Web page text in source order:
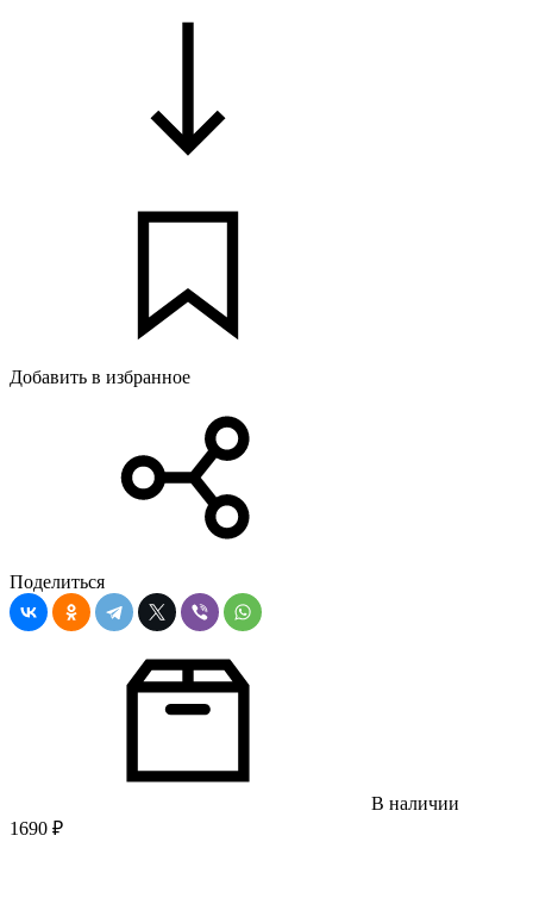
Добавить в избранное
Поделиться
В наличии
1690 ₽